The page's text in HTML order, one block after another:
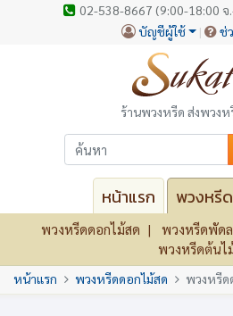
02-538-8667 (9:00-18:00 จ
บัญชีผู้ใช้ ช่
ร้านพวงหรีด ส่งพวง
หน้าแรก พวงหรีด
พวงหรีดดอกไม้สด พวงหรีดพัด
พวงหรีดต้นไ
หน้าแรก พวงหรีดดอกไม้สด พวงหรีด